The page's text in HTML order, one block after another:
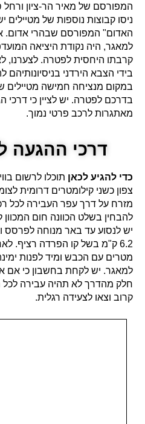
המפורסם של מאיר הר-ציון ורחל
ניסו קבוצות נוספות של
האדום" המפורסם שבהרי אדום.
למאגר, היה נקודת היציאה
בידי הצבא הירדני
בדרכם לפטרה. יש לציין כי דרכי
מאתגרות לרכב פרטי נמוך.
דרכי ההגעה
כדי להגיע לכאן תוכלו לרשום
צפון כשני קילומטרים דרומית
מזרח על דרך עפר העבירה לכל
להבחין בשלט הכוונה חום
יש לנסוע עד באר מנוחה לפרסס
למאגר. יש לקחת בחשבון כי אם
חלק מהדרך לא תהיה עבירה לכל
קרוב וצאו לצעידה רגלית.